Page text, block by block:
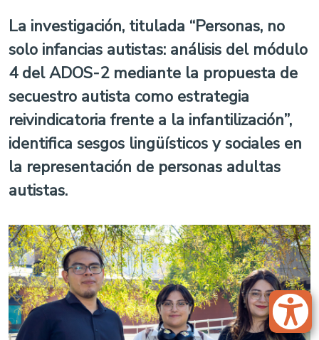
La investigación, titulada “Personas, no
solo infancias autistas: análisis del módulo
4 del ADOS-2 mediante la propuesta de
secuestro autista como estrategia
reivindicatoria frente a la infantilización”,
identifica sesgos lingüísticos y sociales en
la representación de personas adultas
autistas.